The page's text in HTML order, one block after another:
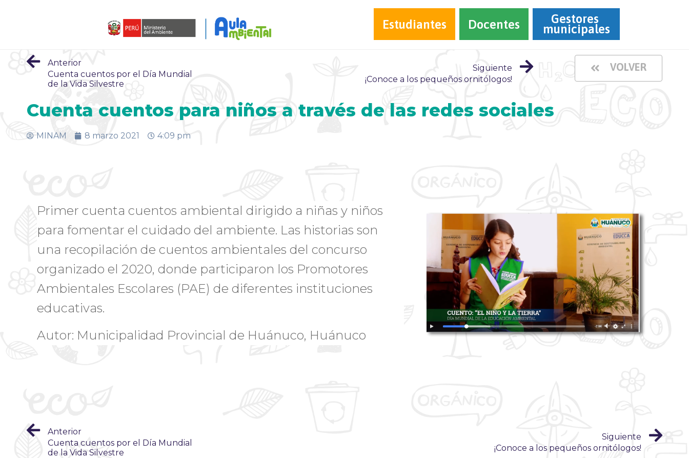
Estudiantes Docentes Gestores
municipales
Anterior
Cuenta cuentos por el Día Mundial
de la Vida Silvestre
Siguiente
¡Conoce a los pequeños ornitólogos!
VOLVER
Cuenta cuentos para niños a través de las redes sociales
MINAM 8 marzo 2021 4:09 pm
Primer cuenta cuentos ambiental dirigido a niñas y niños
para fomentar el cuidado del ambiente. Las historias son
una recopilación de cuentos ambientales del concurso
organizado el 2020, donde participaron los Promotores
Ambientales Escolares (PAE) de diferentes instituciones
educativas.
Autor: Municipalidad Provincial de Huánuco, Huánuco
Anterior
Cuenta cuentos por el Día Mundial
de la Vida Silvestre
Siguiente
¡Conoce a los pequeños ornitólogos!